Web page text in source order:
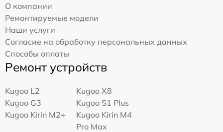
О компании
Ремонтируемые модели
Наши услуги
Согласие на обработку персональных данных
Способы оплаты
Ремонт устройств
Kugoo L2
Kugoo X8
Kugoo G3
Kugoo S1 Plus
Kugoo Kirin M2+
Kugoo Kirin M4
Pro Max